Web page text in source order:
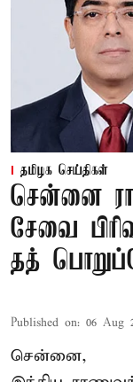
தமிழக செய்திகள்
சென்னை
சேவை
தத்
Published on: 06 Aug
சென்னை,